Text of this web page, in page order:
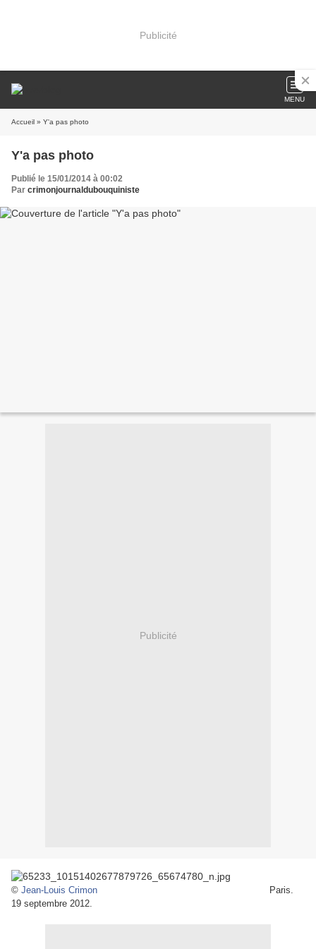
Publicité
MENU
Accueil » Y'a pas photo
Y'a pas photo
Publié le 15/01/2014 à 00:02
Par crimonjournaldubouquiniste
Publicité
© Jean-Louis Crimon
Paris.
19 septembre 2012.